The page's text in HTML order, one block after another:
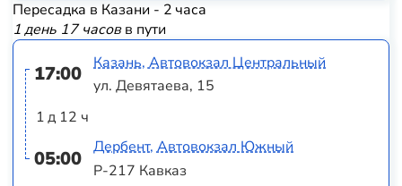
Пересадка в Казани - 2 часа
1 день 17 часовв пути
17:00
1 д 12 ч
05:00
Казань, Автовокзал Центральный
ул. Девятаева, 15
Дербент, Автовокзал Южный
Р-217 Кавказ